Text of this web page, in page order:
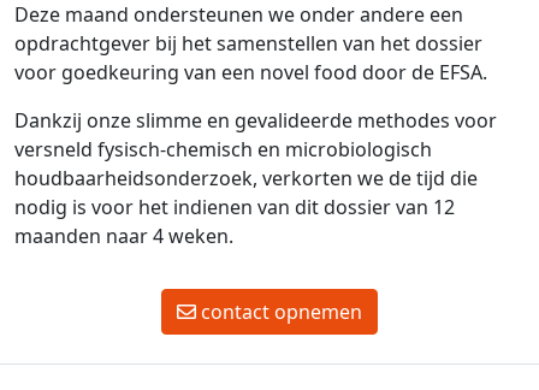
Deze maand ondersteunen we onder andere een
opdrachtgever bij het samenstellen van het dossier
voor goedkeuring van een novel food door de EFSA.
Dankzij onze slimme en gevalideerde methodes voor
versneld fysisch-chemisch en microbiologisch
houdbaarheidsonderzoek, verkorten we de tijd die
nodig is voor het indienen van dit dossier van 12
maanden naar 4 weken.
contact opnemen